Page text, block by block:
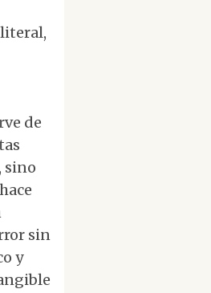
de
sino
sin
y